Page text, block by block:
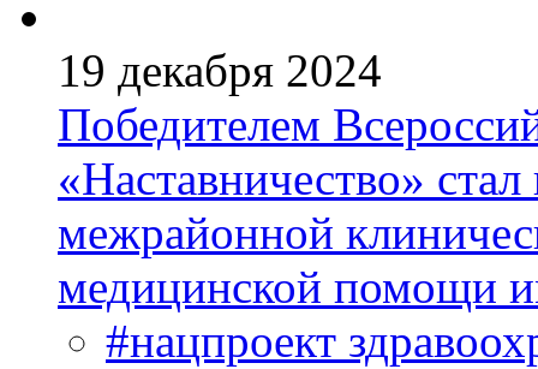
19 декабря 2024
Победителем
«Наставничество»
межрайонной
медицинской помощи
#нацпроект